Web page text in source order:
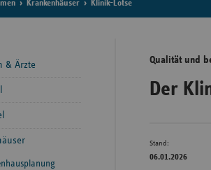
Krankenhäuser Klinik-Lotse
Qualität und
Der
Stand:
06.01.2026
& Ärzte